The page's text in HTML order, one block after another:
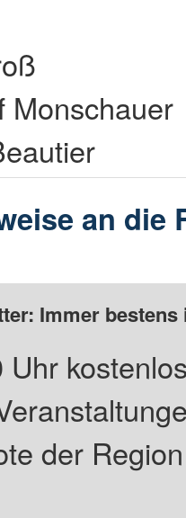
Monschauer
an die
Immer
Uhr
der